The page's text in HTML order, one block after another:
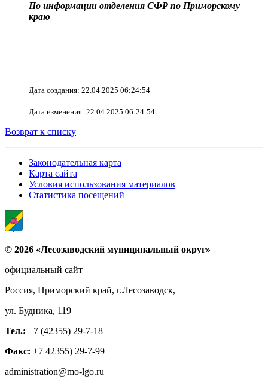
По информации отделения СФР по Приморскому
краю
Дата создания: 22.04.2025 06:24:54
Дата изменения: 22.04.2025 06:24:54
Возврат к списку
Законодательная карта
Карта сайта
Условия использования материалов
Статистика посещений
© 2026 «Лесозаводский муниципальный округ»
официальный сайт
Россия, Приморский край, г.Лесозаводск,
ул. Будника, 119
Тел.: +7 (42355) 29-7-18
Факс: +7 42355) 29-7-99
administration@mo-lgo.ru